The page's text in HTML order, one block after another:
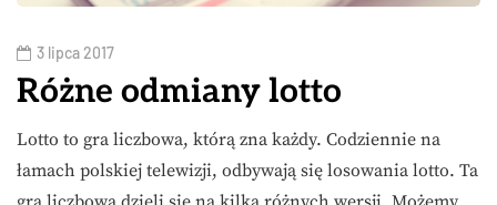
3 lipca 2017
Różne odmiany lotto
Lotto to gra liczbowa, którą zna każdy. Codziennie na
łamach polskiej telewizji, odbywają się losowania lotto. Ta